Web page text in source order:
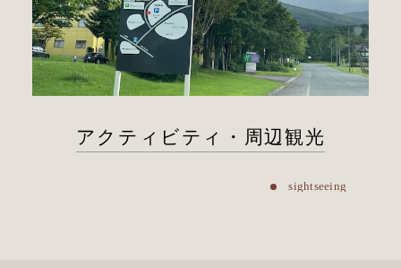
アクティビティ・周辺観光